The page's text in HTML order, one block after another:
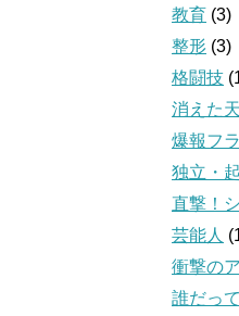
教育 (3)
整形 (3)
格闘技
消えた
爆報フ
独立・
直撃！
芸能人
衝撃の
誰だっ